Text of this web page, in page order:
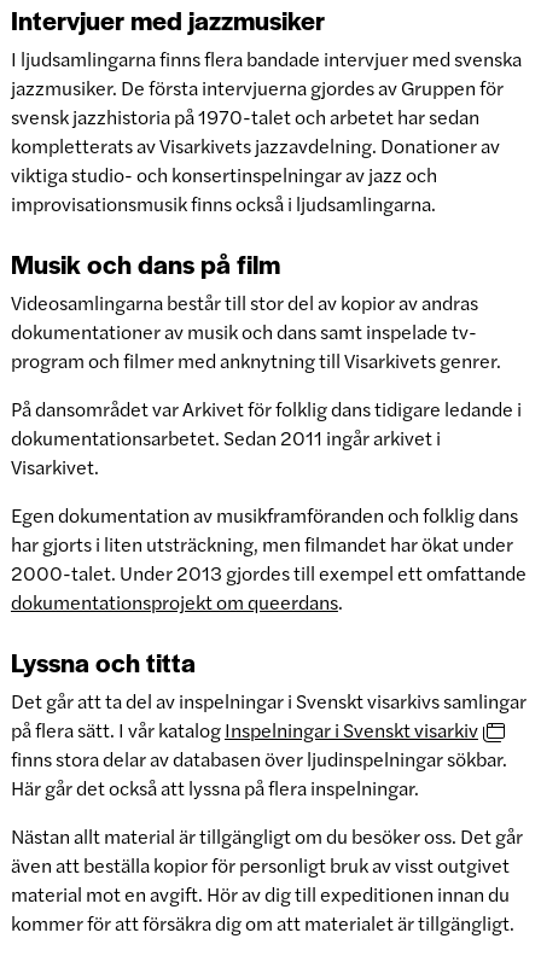
Intervjuer med jazzmusiker
I ljudsamlingarna finns flera bandade intervjuer med svenska
jazzmusiker. De första intervjuerna gjordes av Gruppen för
svensk jazzhistoria på 1970-talet och arbetet har sedan
kompletterats av Visarkivets jazzavdelning. Donationer av
viktiga studio- och konsertinspelningar av jazz och
improvisationsmusik finns också i ljudsamlingarna.
Musik och dans på film
Videosamlingarna består till stor del av kopior av andras
dokumentationer av musik och dans samt inspelade tv-
program och filmer med anknytning till Visarkivets genrer.
På dansområdet var Arkivet för folklig dans tidigare ledande i
dokumentationsarbetet. Sedan 2011 ingår arkivet i
Visarkivet.
Egen dokumentation av musikframföranden och folklig dans
har gjorts i liten utsträckning, men filmandet har ökat under
2000-talet. Under 2013 gjordes till exempel ett omfattande
dokumentationsprojekt om queerdans.
Lyssna och titta
Det går att ta del av inspelningar i Svenskt visarkivs samlingar
på flera sätt. I vår katalogInspelningar i Svenskt visarkiv
finns stora delar av databasen över ljudinspelningar sökbar.
Här går det också att lyssna på flera inspelningar.
Nästan allt material är tillgängligt om du besöker oss. Det går
även att beställa kopior för personligt bruk av visst outgivet
material mot en avgift. Hör av dig till expeditionen innan du
kommer för att försäkra dig om att materialet är tillgängligt.